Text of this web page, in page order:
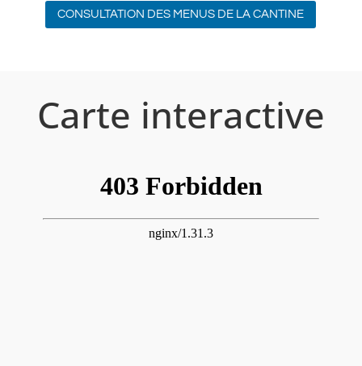
CONSULTATION DES MENUS DE LA CANTINE
Carte interactive